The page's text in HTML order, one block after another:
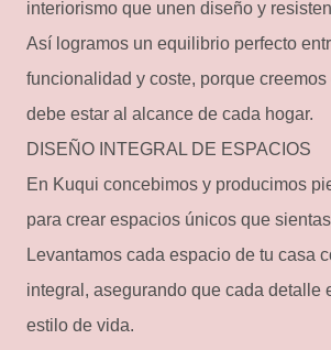
interiorismo que unen diseño y
Así logramos un equilibrio perfecto
funcionalidad y coste, porque
debe estar al alcance de cada hogar.
DISEÑO INTEGRAL DE ESPACIOS
En Kuqui concebimos y producimos
para crear espacios únicos que
Levantamos cada espacio de tu casa
integral, asegurando que cada detalle
estilo de vida.